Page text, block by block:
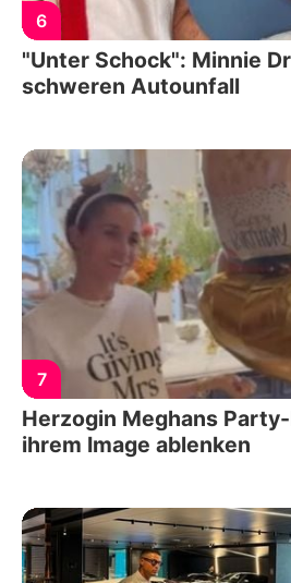
6
"Unter Schock": Minnie
schweren Autounfall
7
Herzogin Meghans
ihrem Image ablenken